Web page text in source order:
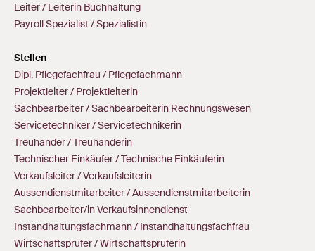
Leiter / Leiterin Buchhaltung
Payroll Spezialist / Spezialistin
Stellen
Dipl. Pflegefachfrau / Pflegefachmann
Projektleiter / Projektleiterin
Sachbearbeiter / Sachbearbeiterin Rechnungswesen
Servicetechniker / Servicetechnikerin
Treuhänder / Treuhänderin
Technischer Einkäufer / Technische Einkäuferin
Verkaufsleiter / Verkaufsleiterin
Aussendienstmitarbeiter / Aussendienstmitarbeiterin
Sachbearbeiter/in Verkaufsinnendienst
Instandhaltungsfachmann / Instandhaltungsfachfrau
Wirtschaftsprüfer / Wirtschaftsprüferin